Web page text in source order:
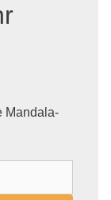
Mandala-